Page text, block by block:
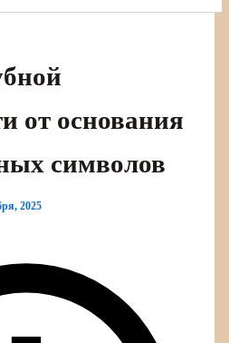
от основания
символов
2025